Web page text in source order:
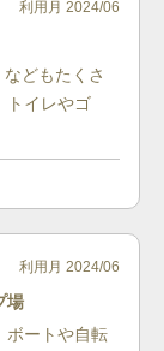
利用月 2024/06
どもたくさ
トイレやゴ
利用月 2024/06
場
ボートや自転